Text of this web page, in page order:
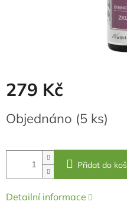
279 Kč
Měrná
cena:
Objednáno (5 ks)
Přidat do
Detailní informace